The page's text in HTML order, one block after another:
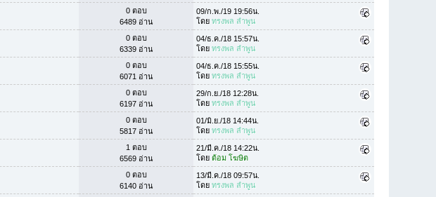
0 ตอบ
6489 อ่าน
09/ก.พ./19 19:56น.
โดยทรงพล ลำพูน
0 ตอบ
6339 อ่าน
04/ธ.ค./18 15:57น.
โดยทรงพล ลำพูน
0 ตอบ
6071 อ่าน
04/ธ.ค./18 15:55น.
โดยทรงพล ลำพูน
0 ตอบ
6197 อ่าน
29/ก.ย./18 12:28น.
โดยทรงพล ลำพูน
0 ตอบ
5817 อ่าน
01/มิ.ย./18 14:44น.
โดยทรงพล ลำพูน
1 ตอบ
6569 อ่าน
21/มี.ค./18 14:22น.
โดยต้อม โฆษิต
0 ตอบ
6140 อ่าน
13/มี.ค./18 09:57น.
โดยทรงพล ลำพูน